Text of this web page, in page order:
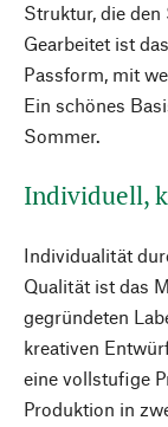
Struktur, die
Gearbeitet ist
Passform, mit
Ein schönes
Sommer.
Individuell,
Individualität
Qualität ist das
gegründeten
kreativen
eine vollstufige
Produktion in